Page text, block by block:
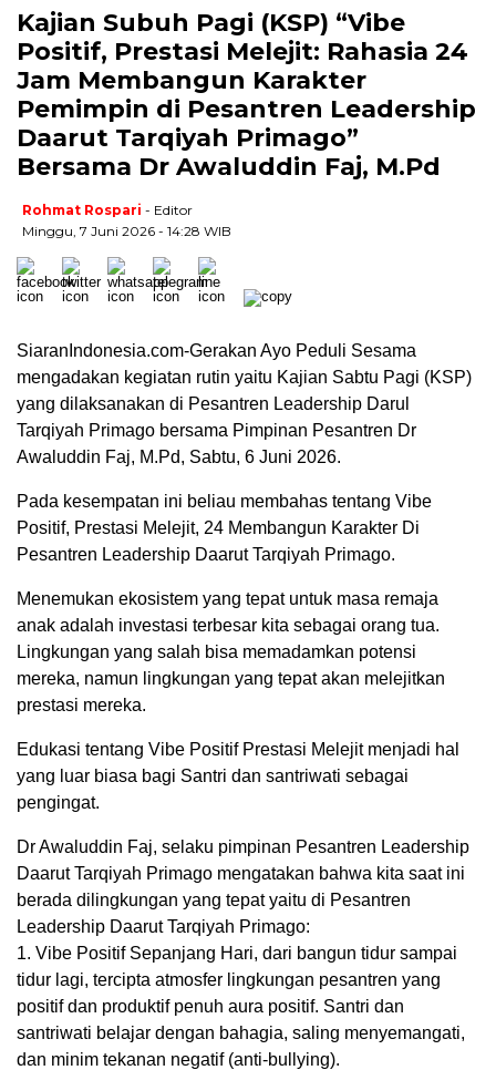
Kajian Subuh Pagi (KSP) “Vibe
Positif, Prestasi Melejit: Rahasia 24
Jam Membangun Karakter
Pemimpin di Pesantren Leadership
Daarut Tarqiyah Primago”
Bersama Dr Awaluddin Faj, M.Pd
Rohmat Rospari - Editor
Minggu, 7 Juni 2026 - 14:28 WIB
SiaranIndonesia.com-Gerakan Ayo Peduli Sesama
mengadakan kegiatan rutin yaitu Kajian Sabtu Pagi (KSP)
yang dilaksanakan di Pesantren Leadership Darul
Tarqiyah Primago bersama Pimpinan Pesantren Dr
Awaluddin Faj, M.Pd, Sabtu, 6 Juni 2026.
Pada kesempatan ini beliau membahas tentang Vibe
Positif, Prestasi Melejit, 24 Membangun Karakter Di
Pesantren Leadership Daarut Tarqiyah Primago.
Menemukan ekosistem yang tepat untuk masa remaja
anak adalah investasi terbesar kita sebagai orang tua.
Lingkungan yang salah bisa memadamkan potensi
mereka, namun lingkungan yang tepat akan melejitkan
prestasi mereka.
Edukasi tentang Vibe Positif Prestasi Melejit menjadi hal
yang luar biasa bagi Santri dan santriwati sebagai
pengingat.
Dr Awaluddin Faj, selaku pimpinan Pesantren Leadership
Daarut Tarqiyah Primago mengatakan bahwa kita saat ini
berada dilingkungan yang tepat yaitu di Pesantren
Leadership Daarut Tarqiyah Primago:
1. Vibe Positif Sepanjang Hari, dari bangun tidur sampai
tidur lagi, tercipta atmosfer lingkungan pesantren yang
positif dan produktif penuh aura positif. Santri dan
santriwati belajar dengan bahagia, saling menyemangati,
dan minim tekanan negatif (anti-bullying).